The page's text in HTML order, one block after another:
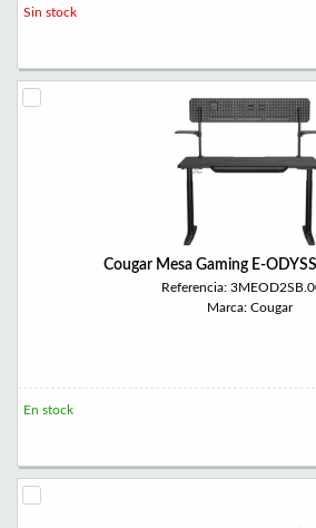
Sin stock
Cougar Mesa Gaming E-
Referencia:
Marca: Cougar
En stock